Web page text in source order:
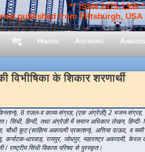
** ISSN 2475-1359
published from Pittsburgh, USA ::
सेतु Hiatus Authors Awards
विभीषिका के शिकार शरणार्थी
8 ग़ज़ल-व काव्य-संग्रह, (एक अंग्रेज़ी) 2 भजन-संग्रह,
सिंधी, हिन्दी, तथा अंग्रेज़ी में समान अधिकार लेखन, हिन्दी-
चौथी कूट (साहित्य अकादमी प्रकाशन), अत्तिया दाऊद, व रूमी
धारवाड़, रायपुर, जोधपुर, महाराष्ट्र अकादमी, केरल व
राष्ट्रीय सिंधी विकास परिषद से पुरस्कृत।